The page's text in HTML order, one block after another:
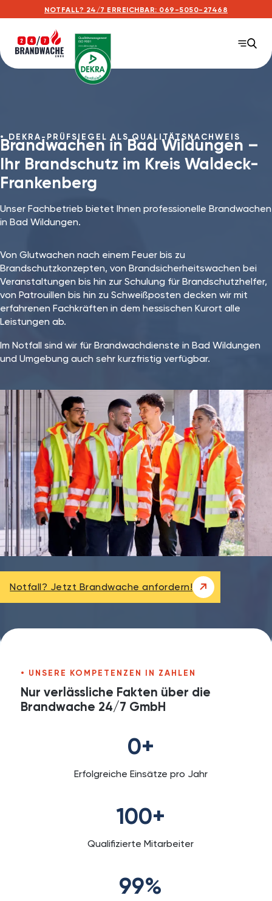
NOTFALL? 24/7 ERREICHBAR: 069-5050-27468
DEKRA-PRÜFSIEGEL ALS QUALITÄTSNACHWEIS
Brandwachen in Bad Wildungen⁠ –
Ihr Brandschutz im Kreis Waldeck-
Frankenberg
Unser Fachbetrieb bietet Ihnen professionelle Brandwachen
in Bad Wildungen.
Von Glutwachen nach einem Feuer bis zu
Brandschutzkonzepten, von Brandsicherheitswachen bei
Veranstaltungen bis hin zur Schulung für Brandschutzhelfer,
von Patrouillen bis hin zu Schweißposten decken wir mit
erfahrenen Fachkräften in dem hessischen Kurort alle
Leistungen ab.
Im Notfall sind wir für Brandwachdienste in Bad Wildungen
und Umgebung auch sehr kurzfristig verfügbar.
Notfall? Jetzt Brandwache anfordern!
UNSERE KOMPETENZEN IN ZAHLEN
Nur verlässliche Fakten über die
Brandwache 24/7 GmbH
0+
Erfolgreiche Einsätze pro Jahr
100+
Qualifizierte Mitarbeiter
99%